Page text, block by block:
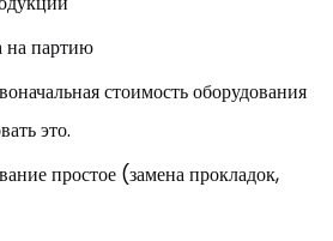
на партию
стоимость оборудования
это.
простое (замена прокладок,